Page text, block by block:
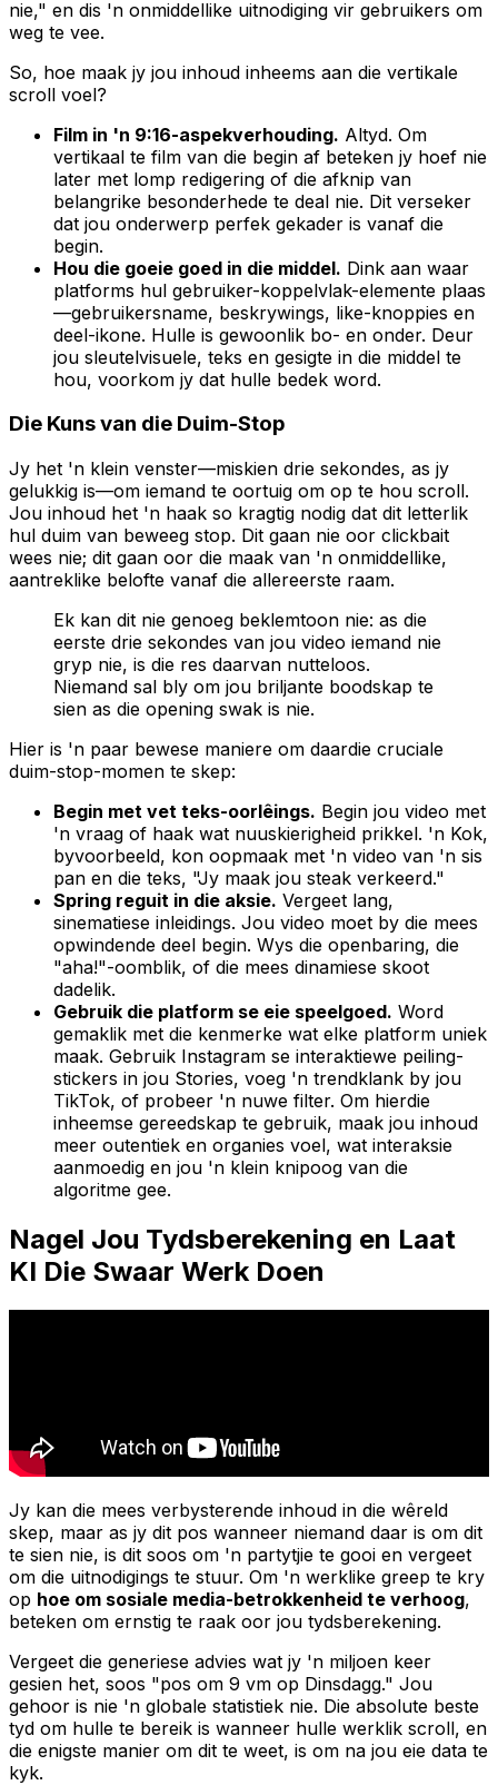
nie," en dis 'n onmiddellike uitnodiging vir gebruikers om
weg te vee.
So, hoe maak jy jou inhoud inheems aan die vertikale
scroll voel?
Film in 'n 9:16-aspekverhouding. Altyd. Om
vertikaal te film van die begin af beteken jy hoef nie
later met lomp redigering of die afknip van
belangrike besonderhede te deal nie. Dit verseker
dat jou onderwerp perfek gekader is vanaf die
begin.
Hou die goeie goed in die middel. Dink aan waar
platforms hul gebruiker-koppelvlak-elemente plaas
—gebruikersname, beskrywings, like-knoppies en
deel-ikone. Hulle is gewoonlik bo- en onder. Deur
jou sleutelvisuele, teks en gesigte in die middel te
hou, voorkom jy dat hulle bedek word.
Die Kuns van die Duim-Stop
Jy het 'n klein venster—miskien drie sekondes, as jy
gelukkig is—om iemand te oortuig om op te hou scroll.
Jou inhoud het 'n haak so kragtig nodig dat dit letterlik
hul duim van beweeg stop. Dit gaan nie oor clickbait
wees nie; dit gaan oor die maak van 'n onmiddellike,
aantreklike belofte vanaf die allereerste raam.
Ek kan dit nie genoeg beklemtoon nie: as die
eerste drie sekondes van jou video iemand nie
gryp nie, is die res daarvan nutteloos.
Niemand sal bly om jou briljante boodskap te
sien as die opening swak is nie.
Hier is 'n paar bewese maniere om daardie cruciale
duim-stop-momen te skep:
Begin met vet teks-oorlêings. Begin jou video met
'n vraag of haak wat nuuskierigheid prikkel. 'n Kok,
byvoorbeeld, kon oopmaak met 'n video van 'n sis
pan en die teks, "Jy maak jou steak verkeerd."
Spring reguit in die aksie. Vergeet lang,
sinematiese inleidings. Jou video moet by die mees
opwindende deel begin. Wys die openbaring, die
"aha!"-oomblik, of die mees dinamiese skoot
dadelik.
Gebruik die platform se eie speelgoed. Word
gemaklik met die kenmerke wat elke platform uniek
maak. Gebruik Instagram se interaktiewe peiling-
stickers in jou Stories, voeg 'n trendklank by jou
TikTok, of probeer 'n nuwe filter. Om hierdie
inheemse gereedskap te gebruik, maak jou inhoud
meer outentiek en organies voel, wat interaksie
aanmoedig en jou 'n klein knipoog van die
algoritme gee.
Nagel Jou Tydsberekening en Laat
KI Die Swaar Werk Doen
Jy kan die mees verbysterende inhoud in die wêreld
skep, maar as jy dit pos wanneer niemand daar is om dit
te sien nie, is dit soos om 'n partytjie te gooi en vergeet
om die uitnodigings te stuur. Om 'n werklike greep te kry
op hoe om sosiale media-betrokkenheid te verhoog,
beteken om ernstig te raak oor jou tydsberekening.
Vergeet die generiese advies wat jy 'n miljoen keer
gesien het, soos "pos om 9 vm op Dinsdagg." Jou
gehoor is nie 'n globale statistiek nie. Die absolute beste
tyd om hulle te bereik is wanneer hulle werklik scroll, en
die enigste manier om dit te weet, is om na jou eie data te
kyk.